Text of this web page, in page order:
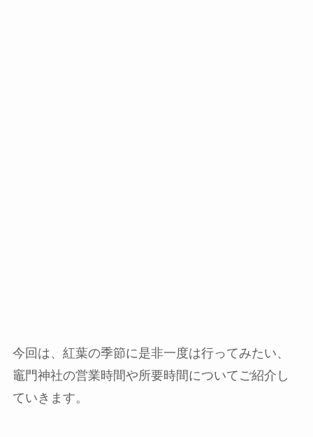
今回は、紅葉の季節に是非一度は行ってみたい、
竈門神社の営業時間や所要時間についてご紹介し
ていきます。